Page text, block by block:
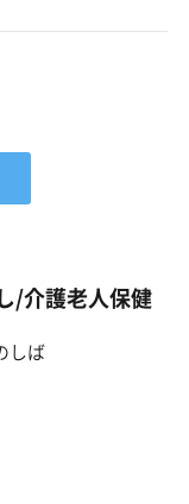
/介護老人保健
しば